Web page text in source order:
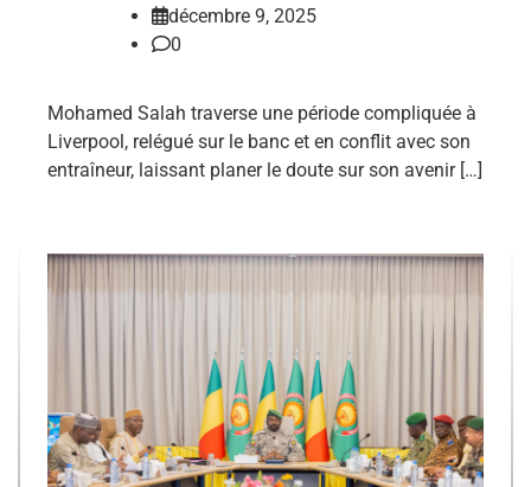
décembre 9, 2025
0
Mohamed Salah traverse une période compliquée à
Liverpool, relégué sur le banc et en conflit avec son
entraîneur, laissant planer le doute sur son avenir […]